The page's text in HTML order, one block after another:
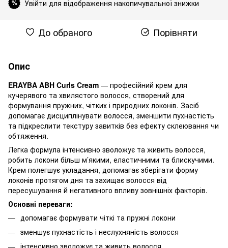
% Увійти для відображення накопичувальної знижки
До обраного Порівняти
Опис
ERAYBA ABH Curls Cream — професійний крем для
кучерявого та хвилястого волосся, створений для
формування пружних, чітких і природних локонів. Засіб
допомагає дисциплінувати волосся, зменшити пухнастість
та підкреслити текстуру завитків без ефекту склеювання чи
обтяження.
Легка формула інтенсивно зволожує та живить волосся,
робить локони більш м’якими, еластичними та блискучими.
Крем полегшує укладання, допомагає зберігати форму
локонів протягом дня та захищає волосся від
пересушування й негативного впливу зовнішніх факторів.
Основні переваги:
допомагає формувати чіткі та пружні локони
зменшує пухнастість і неслухняність волосся